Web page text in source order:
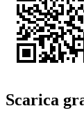
Scarica